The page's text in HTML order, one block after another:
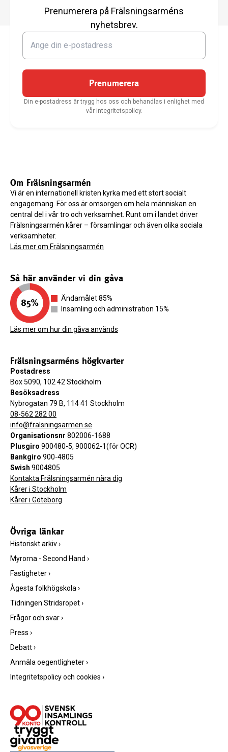
Prenumerera på Frälsningsarméns
nyhetsbrev.
Prenumerera
Din e-postadress är trygg hos oss och behandlas i enlighet med
vår integritetspolicy.
Om Frälsningsarmén
Vi är en internationell kristen kyrka med ett stort socialt
engagemang. För oss är omsorgen om hela människan en
central del i vår tro och verksamhet. Runt om i landet driver
Frälsningsarmén kårer – församlingar och även olika sociala
verksamheter.
Läs mer om Frälsningsarmén
Så här använder vi din gåva
Ändamålet 85%
Insamling och administration 15%
Läs mer om hur din gåva används
Frälsningsarméns högkvarter
Postadress
Box 5090, 102 42 Stockholm
Besöksadress
Nybrogatan 79 B, 114 41 Stockholm
08-562 282 00
info@fralsningsarmen.se
Organisationsnr 802006-1688
Plusgiro 900480-5, 900062-1(för OCR)
Bankgiro 900-4805
Swish 9004805
Kontakta Frälsningsarmén nära dig
Kårer i Stockholm
Kårer i Göteborg
Övriga länkar
Historiskt arkiv›
Myrorna - Second Hand ›
Fastigheter›
Ågesta folkhögskola ›
Tidningen Stridsropet›
Frågor och svar›
Press ›
Debatt›
Anmäla oegentligheter›
Integritetspolicy och cookies ›